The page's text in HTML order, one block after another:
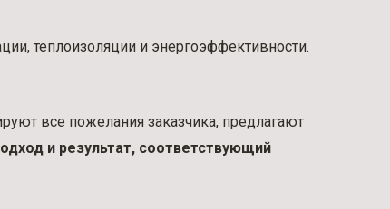
теплоизоляции и энергоэффективности.
все пожелания заказчика, предлагают
и результат, соответствующий